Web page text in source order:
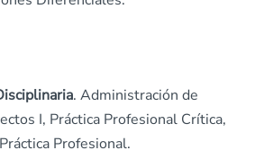
. Administración de
I, Práctica Profesional Crítica,
Profesional.